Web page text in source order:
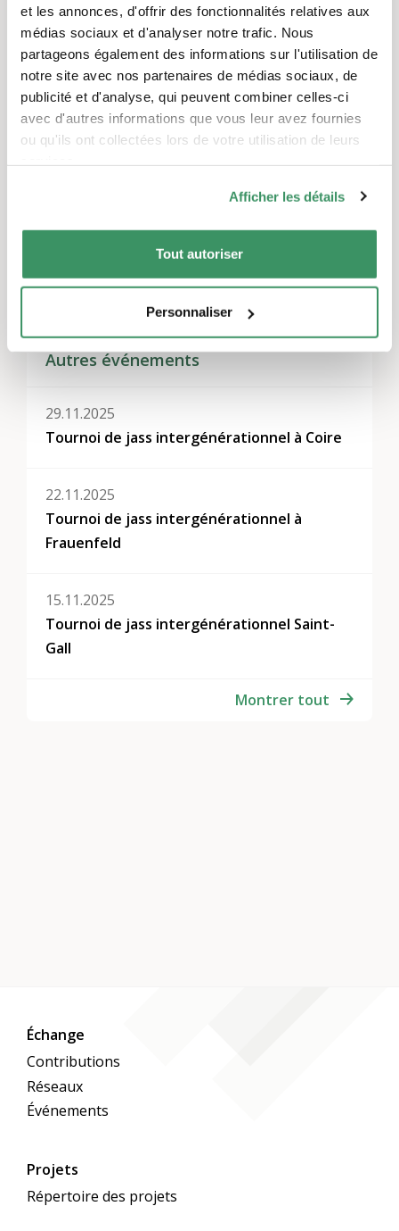
et les annonces, d'offrir des fonctionnalités relatives aux
médias sociaux et d'analyser notre trafic. Nous
partageons également des informations sur l'utilisation de
notre site avec nos partenaires de médias sociaux, de
publicité et d'analyse, qui peuvent combiner celles-ci
avec d'autres informations que vous leur avez fournies
ou qu'ils ont collectées lors de votre utilisation de leurs
Afficher les détails
Tout autoriser
Personnaliser
Grisons, Suisse orientale, Zurich
Autres événements
29.11.2025
Tournoi de jass intergénérationnel à Coire
22.11.2025
Tournoi de jass intergénérationnel à
Frauenfeld
15.11.2025
Tournoi de jass intergénérationnel Saint-
Gall
Montrer tout
Laisser un commentaire
Vous devezvous connecterpour publier un
commentaire.
Échange
Contributions
Réseaux
Événements
Projets
Répertoire des projets